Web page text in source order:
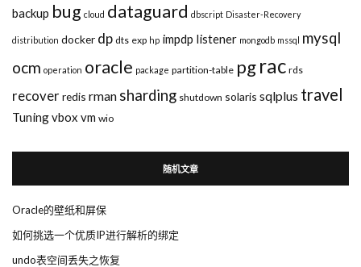
backup bug cloud dataguard dbscript Disaster-Recovery
distribution docker dp dts exp hp impdp listener mongodb mssql mysql
ocm operation oracle package partition-table pgrac rds
recover redis rman sharding shutdown solaris sqlplus travel
Tuningvbox vm wio
随机文章
Oracle的壁纸和屏保
如何挑选一个优质IP进行解析的绑定
undo表空间丢失之恢复